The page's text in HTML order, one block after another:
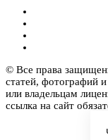
© Все права
статей, фотографий
или владельцам
ссылка на сайт